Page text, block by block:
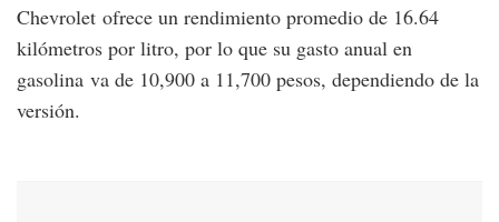
Chevrolet ofrece un rendimiento promedio de 16.64
kilómetros por litro, por lo que su gasto anual en
gasolina va de 10,900 a 11,700 pesos, dependiendo de la
versión.